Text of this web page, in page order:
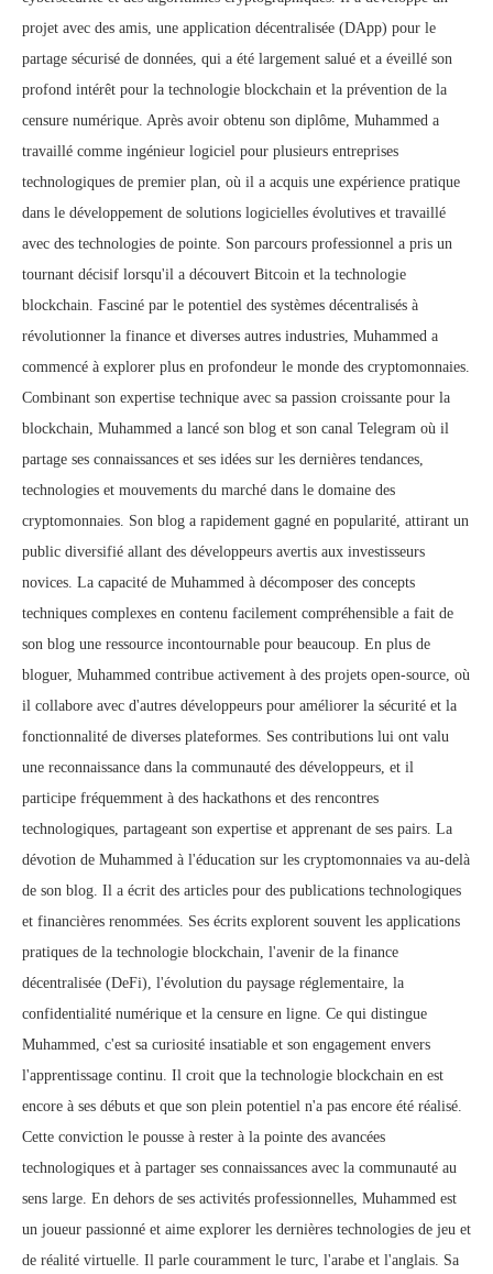
projet avec des amis, une application décentralisée (DApp) pour le
partage sécurisé de données, qui a été largement salué et a éveillé son
profond intérêt pour la technologie blockchain et la prévention de la
censure numérique. Après avoir obtenu son diplôme, Muhammed a
travaillé comme ingénieur logiciel pour plusieurs entreprises
technologiques de premier plan, où il a acquis une expérience pratique
dans le développement de solutions logicielles évolutives et travaillé
avec des technologies de pointe. Son parcours professionnel a pris un
tournant décisif lorsqu'il a découvert Bitcoin et la technologie
blockchain. Fasciné par le potentiel des systèmes décentralisés à
révolutionner la finance et diverses autres industries, Muhammed a
commencé à explorer plus en profondeur le monde des cryptomonnaies.
Combinant son expertise technique avec sa passion croissante pour la
blockchain, Muhammed a lancé son blog et son canal Telegram où il
partage ses connaissances et ses idées sur les dernières tendances,
technologies et mouvements du marché dans le domaine des
cryptomonnaies. Son blog a rapidement gagné en popularité, attirant un
public diversifié allant des développeurs avertis aux investisseurs
novices. La capacité de Muhammed à décomposer des concepts
techniques complexes en contenu facilement compréhensible a fait de
son blog une ressource incontournable pour beaucoup. En plus de
bloguer, Muhammed contribue activement à des projets open-source, où
il collabore avec d'autres développeurs pour améliorer la sécurité et la
fonctionnalité de diverses plateformes. Ses contributions lui ont valu
une reconnaissance dans la communauté des développeurs, et il
participe fréquemment à des hackathons et des rencontres
technologiques, partageant son expertise et apprenant de ses pairs. La
dévotion de Muhammed à l'éducation sur les cryptomonnaies va au-delà
de son blog. Il a écrit des articles pour des publications technologiques
et financières renommées. Ses écrits explorent souvent les applications
pratiques de la technologie blockchain, l'avenir de la finance
décentralisée (DeFi), l'évolution du paysage réglementaire, la
confidentialité numérique et la censure en ligne. Ce qui distingue
Muhammed, c'est sa curiosité insatiable et son engagement envers
l'apprentissage continu. Il croit que la technologie blockchain en est
encore à ses débuts et que son plein potentiel n'a pas encore été réalisé.
Cette conviction le pousse à rester à la pointe des avancées
technologiques et à partager ses connaissances avec la communauté au
sens large. En dehors de ses activités professionnelles, Muhammed est
un joueur passionné et aime explorer les dernières technologies de jeu et
de réalité virtuelle. Il parle couramment le turc, l'arabe et l'anglais. Sa